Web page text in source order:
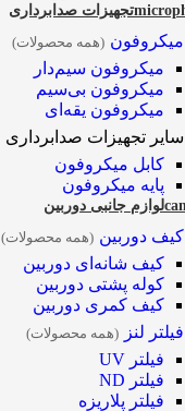
تجهیزات صدابرداری
میکروفون (همه محصولات)
میکروفون سیم‌دار
میکروفون بی‌سیم
میکروفون یقه‌ای
سایر تجهیزات صدابرداری
کابل میکروفون
پایه میکروفون
لوازم جانبی دوربین
کیف دوربین (همه محصولات)
کیف شانه‌ای دوربین
کوله پشتی دوربین
کیف کمری دوربین
فیلتر لنز
(همه محصولات)
فیلتر UV
فیلتر ND
فیلتر پلاریزه